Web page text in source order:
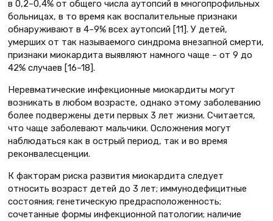
в 0,2–0,4% от общего числа аутопсий в многопрофильных
больницах, в то время как воспалительные признаки
обнаруживают в 4–9% всех аутопсий [11]. У детей,
умерших от так называемого синдрома внезапной смерти,
признаки миокардита выявляют намного чаще – от 9 до
42% случаев [16–18].
Неревматические инфекционные миокардиты могут
возникать в любом возрасте, однако этому заболеванию
более подвержены дети первых 3 лет жизни. Считается,
что чаще заболевают мальчики. Осложнения могут
наблюдаться как в острый период, так и во время
реконвалесценции.
К факторам риска развития миокардита следует
относить возраст детей до 3 лет; иммунодефицитные
состояния; генетическую предрасположенность;
сочетанные формы инфекционной патологии; наличие